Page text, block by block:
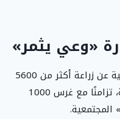
«وعي يثمر»
أسفرت هذه التحركات البيئية الميدانية عن زراعة أكثر من 5600
شجرة في مواقع متفرقة بالمحافظة، تزامنًا مع غرس 1000
المجتمعية.